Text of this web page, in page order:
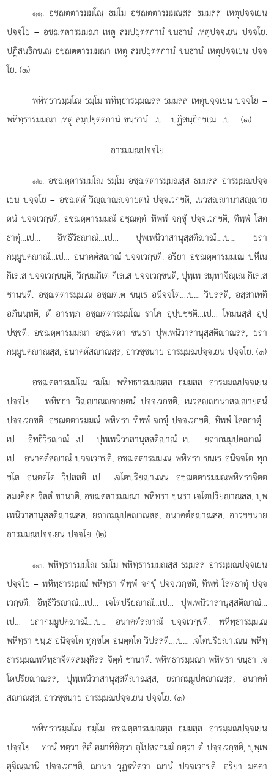
๑๑. อชฺฌตฺตารมฺมโณ ธมฺโม อชฺฌตฺตารมฺมณสฺส ธมฺมสฺส เหตุปจฺจเยน
ปจฺจโย – อชฺฌตฺตารมฺมณา เหตู สมฺปยุตฺตกานํ ขนฺธานํ เหตุปจฺจเยน ปจฺจโย.
ปฏิสนฺธิกฺขเณ อชฺฌตฺตารมฺมณา เหตู สมฺปยุตฺตกานํ ขนฺธานํ เหตุปจฺจเยน ปจฺจ
โย. (๑)
พหิทฺธารมฺมโณ ธมฺโม พหิทฺธารมฺมณสฺส ธมฺมสฺส เหตุปจฺจเยน ปจฺจโย –
พหิทฺธารมฺมณา เหตู สมฺปยุตฺตกานํ ขนฺธานํ…เป… ปฏิสนฺธิกฺขเณ…เป…. (๑)
อารมฺมณปจฺจโย
๑๒. อชฺฌตฺตารมฺมโณ ธมฺโม อชฺฌตฺตารมฺมณสฺส ธมฺมสฺส อารมฺมณปจฺจ
เยน ปจฺจโย – อชฺฌตฺตํ วิฺาณฺจายตนํ ปจฺจเวกฺขติ, เนวสฺานาสฺาย
ตนํ ปจฺจเวกฺขติ, อชฺฌตฺตารมฺมณํ อชฺฌตฺตํ ทิพฺพํ จกฺขุํ ปจฺจเวกฺขติ, ทิพฺพํ โสต
ธาตุํ…เป… อิทฺธิวิธาณํ…เป… ปุพฺเพนิวาสานุสฺสติาณํ…เป… ยถา
กมฺมูปคาณํ…เป… อนาคตํสาณํ ปจฺจเวกฺขติ. อริยา อชฺฌตฺตารมฺมเณ ปหีเน
กิเลเส ปจฺจเวกฺขนฺติ, วิกฺขมฺภิเต กิเลเส ปจฺจเวกฺขนฺติ, ปุพฺเพ สมุทาจิณฺเณ กิเลเส
ชานนฺติ. อชฺฌตฺตารมฺมเณ อชฺฌตฺเต ขนฺเธ อนิจฺจโต…เป… วิปสฺสติ, อสฺสาเทติ
อภินนฺทติ, ตํ อารพฺภ อชฺฌตฺตารมฺมโณ ราโค อุปฺปชฺชติ…เป… โทมนสฺสํ อุปฺ
ปชฺชติ. อชฺฌตฺตารมฺมณา อชฺฌตฺตา ขนฺธา ปุพฺเพนิวาสานุสฺสติาณสฺส, ยถา
กมฺมูปคาณสฺส, อนาคตํสาณสฺส, อาวชฺชนาย อารมฺมณปจฺจเยน ปจฺจโย. (๑)
อชฺฌตฺตารมฺมโณ ธมฺโม พหิทฺธารมฺมณสฺส ธมฺมสฺส อารมฺมณปจฺจเยน
ปจฺจโย – พหิทฺธา วิฺาณฺจายตนํปจฺจเวกฺขติ, เนวสฺานาสฺายตนํ
ปจฺจเวกฺขติ. อชฺฌตฺตารมฺมณํ พหิทฺธา ทิพฺพํ จกฺขุํ ปจฺจเวกฺขติ, ทิพฺพํ โสตธาตุํ…
เป… อิทฺธิวิธาณํ…เป… ปุพฺเพนิวาสานุสฺสติาณํ…เป… ยถากมฺมูปคาณํ…
เป… อนาคตํสาณํ ปจฺจเวกฺขติ, อชฺฌตฺตารมฺมเณ พหิทฺธา ขนฺเธ อนิจฺจโต ทุกฺ
ขโต อนตฺตโต วิปสฺสติ…เป… เจโตปริยาเณน อชฺฌตฺตารมฺมณพหิทฺธาจิตฺต
สมงฺคิสฺส จิตฺตํ ชานาติ, อชฺฌตฺตารมฺมณา พหิทฺธา ขนฺธา เจโตปริยาณสฺส, ปุพฺ
เพนิวาสานุสฺสติาณสฺส, ยถากมฺมูปคาณสฺส, อนาคตํสาณสฺส, อาวชฺชนาย
อารมฺมณปจฺจเยน ปจฺจโย. (๒)
๑๓. พหิทฺธารมฺมโณ ธมฺโม พหิทฺธารมฺมณสฺส ธมฺมสฺส อารมฺมณปจฺจเยน
ปจฺจโย – พหิทฺธารมฺมณํ พหิทฺธา ทิพฺพํ จกฺขุํ ปจฺจเวกฺขติ, ทิพฺพํ โสตธาตุํ ปจฺจ
เวกฺขติ. อิทฺธิวิธาณํ…เป… เจโตปริยาณํ…เป… ปุพฺเพนิวาสานุสฺสติาณํ…
เป… ยถากมฺมูปคาณํ…เป… อนาคตํสาณํ ปจฺจเวกฺขติ. พหิทฺธารมฺมเณ
พหิทฺธา ขนฺเธ อนิจฺจโต ทุกฺขโต อนตฺตโต วิปสฺสติ…เป… เจโตปริยาเณน พหิทฺ
ธารมฺมณพหิทฺธาจิตฺตสมงฺคิสฺส จิตฺตํ ชานาติ. พหิทฺธารมฺมณาพหิทฺธา ขนฺธา เจ
โตปริยาณสฺส, ปุพฺเพนิวาสานุสฺสติาณสฺส, ยถากมฺมูปคาณสฺส, อนาคตํ
สาณสฺส, อาวชฺชนาย อารมฺมณปจฺจเยน ปจฺจโย. (๑)
พหิทฺธารมฺมโณ ธมฺโม อชฺฌตฺตารมฺมณสฺส ธมฺมสฺส อารมฺมณปจฺจเยน
ปจฺจโย – ทานํ ทตฺวา สีลํ สมาทิยิตฺวา อุโปสถกมฺมํ กตฺวา ตํ ปจฺจเวกฺขติ, ปุพฺเพ
สุจิณฺณานิ ปจฺจเวกฺขติ, ฌานา วุฏฺหิตฺวา ฌานํ ปจฺจเวกฺขติ. อริยา มคฺคา